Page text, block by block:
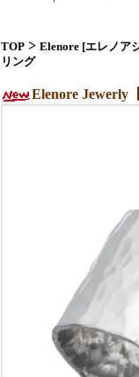
TOP > Elenore [エレノア
リング
Elenore Jewerly